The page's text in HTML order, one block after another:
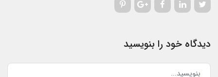
دیدگاه خود را بنویسید